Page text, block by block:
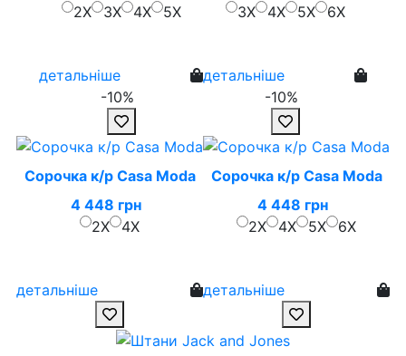
2X
3X 4X 5X
детальніше
-10%
3X
4X 5X 6X
детальніше
-10%
Сорочка к/р Casa Moda
4 448 грн
2X
4X
детальніше
Сорочка к/р Casa Moda
4 448 грн
2X
4X 5X 6X
детальніше